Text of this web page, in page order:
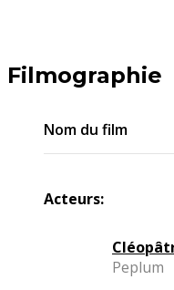
Filmographie
Nom du film
Acteurs:
Peplum